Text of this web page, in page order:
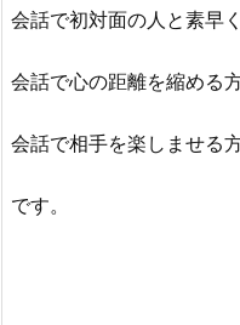
会話で初対面の人と素早
会話で心の距離を縮める
会話で相手を楽しませる
です。